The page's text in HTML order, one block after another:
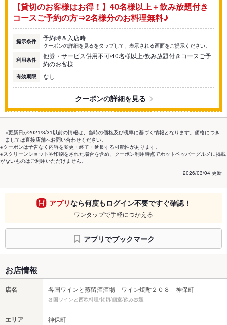
【貸切のお客様はお得！】40名様以上＋飲み放題付き
コースご予約の方⇒2名様分のお料理無料♪
提示条件 予約時＆入店時
クーポンの詳細を見るをタップして、表示される画面をご提示ください。
利用条件
他券・サービス併用不可/40名様以上/飲み放題付きコースご予
約のお客様
有効期限 なし
クーポンの詳細を見る
※更新日が2021/3/31以前の情報は、当時の価格及び税率に基づく情報となります。価格につき
ましては直接店舗へお問い合わせください。
※クーポンは予告なく内容を変更・終了・延長する可能性があります。
※スクリーンショットや印刷をされた場合を含め、クーポン利用時点でホットペッパーグルメに掲載
がないものはご利用いただけません。
2026/03/04 更新
アプリなら何度もログイン不要ですぐ確認！
ワンタップで手軽につかえる
アプリでブックマーク
お店情報
店名 各国ワインと蒸留酒酒場 ワイン焼酎２０８ 神保町
各国ワインと西欧料理/貸切/個室/飲み放題
エリア 神保町